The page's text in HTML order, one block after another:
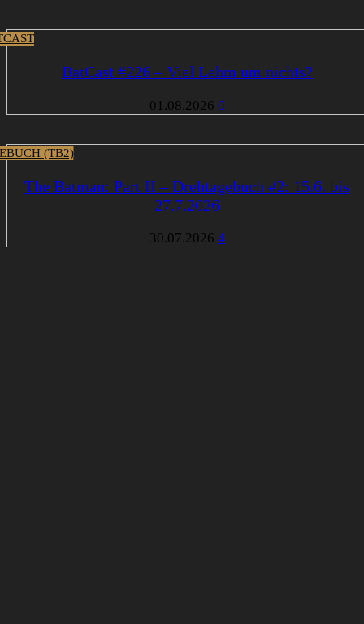
BatCast #226 – Viel Lehm um nichts?
01.08.2026 0
(TB2)
The Batman: Part II – Drehtagebuch #2: 15.6. bis
27.7.2026
30.07.2026 4